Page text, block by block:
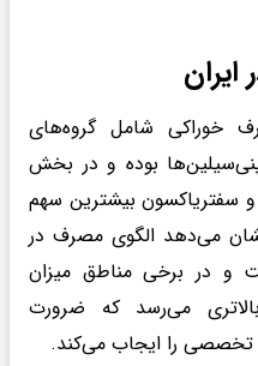
خوراکی شامل گروه‌های
پنی‌سیلین‌ها بوده و در بخش
و سفتریاکسون بیشترین سهم
نشان می‌دهد الگوی مصرف در
و در برخی مناطق میزان
می‌رسد که ضرورت
را ایجاب می‌کند.